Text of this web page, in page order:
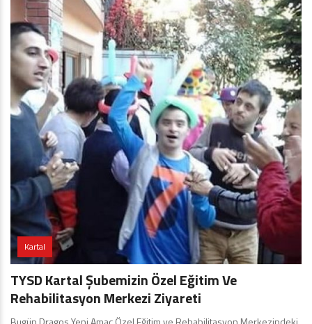
Kartal
TYSD Kartal Şubemizin Özel Eğitim Ve
Rehabilitasyon Merkezi Ziyareti